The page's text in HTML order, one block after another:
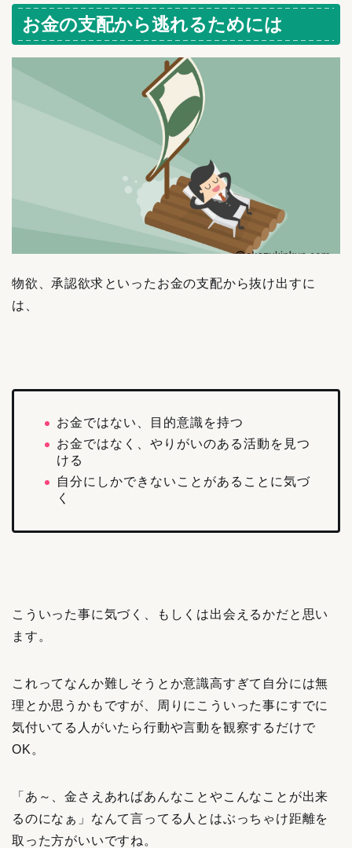
お金の支配から逃れるためには
物欲、承認欲求といったお金の支配から抜け出すに
は、
お金ではない、目的意識を持つ
お金ではなく、やりがいのある活動を見つ
ける
自分にしかできないことがあることに気づ
く
こういった事に気づく、もしくは出会えるかだと思い
ます。
これってなんか難しそうとか意識高すぎて自分には無
理とか思うかもですが、周りにこういった事にすでに
気付いてる人がいたら行動や言動を観察するだけで
OK。
「あ～、金さえあればあんなことやこんなことが出来
るのになぁ」なんて言ってる人とはぶっちゃけ距離を
取った方がいいですね。